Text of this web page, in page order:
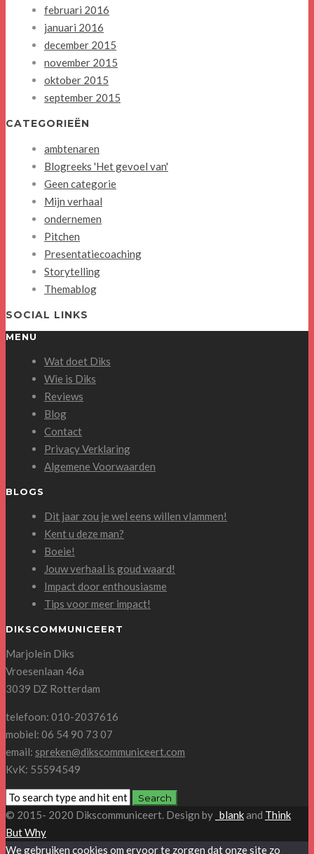
februari 2016
januari 2016
december 2015
november 2015
oktober 2015
september 2015
CATEGORIEËN
ambtenaren
Blogreeks 'Het gevoel van'
Geen categorie
Mijn verhaal
ondernemen
Pitchen
Presentatiecoaching
Storytelling
Themablog
SOCIAL LINKS
MENU
Wat doet Diks
Wie is Diks
Reviews
Blog
Contact
Privacy Verklaring
Algemene Voorwaarden
BLOGS
Dit jaar zou je wel eens willen vlammen!
Kent u deze man?
Boeie!
Jouw verhaal is goud waard!
Impact door enthousiasme
Tips voor meer impact!
DIKSCOMMUNICEERT
Marjolein Diks
Vroesenlaan 46a
3039 DZ Rotterdam
telefoon: 010-2037616
mobiel: 06 54 90 73 07
email: spreken@dikscommuniceert.com
KvK: 55594549
© 2015- 2020 Dikscommuniceert. Design by _blankand Think
But Why
We gebruiken cookies om ervoor te zorgen dat onze site zo